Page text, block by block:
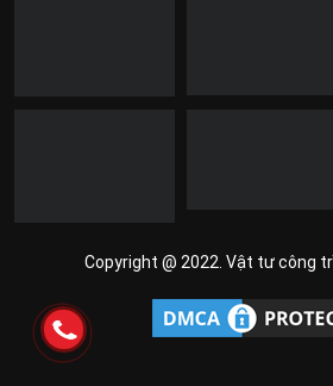
Copyright @ 2022. Vật tư công